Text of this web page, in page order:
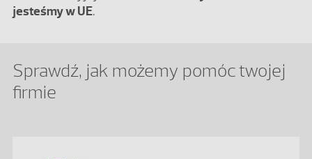
jesteśmy w UE.
Sprawdź, jak możemy pomóc twojej
firmie